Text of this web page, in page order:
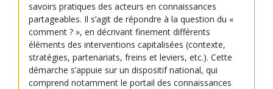
savoirs pratiques des acteurs en connaissances
partageables. Il s’agit de répondre à la question du «
comment ? », en décrivant finement différents
éléments des interventions capitalisées (contexte,
stratégies, partenariats, freins et leviers, etc.). Cette
démarche s’appuie sur un dispositif national, qui
comprend notamment le portail des connaissances